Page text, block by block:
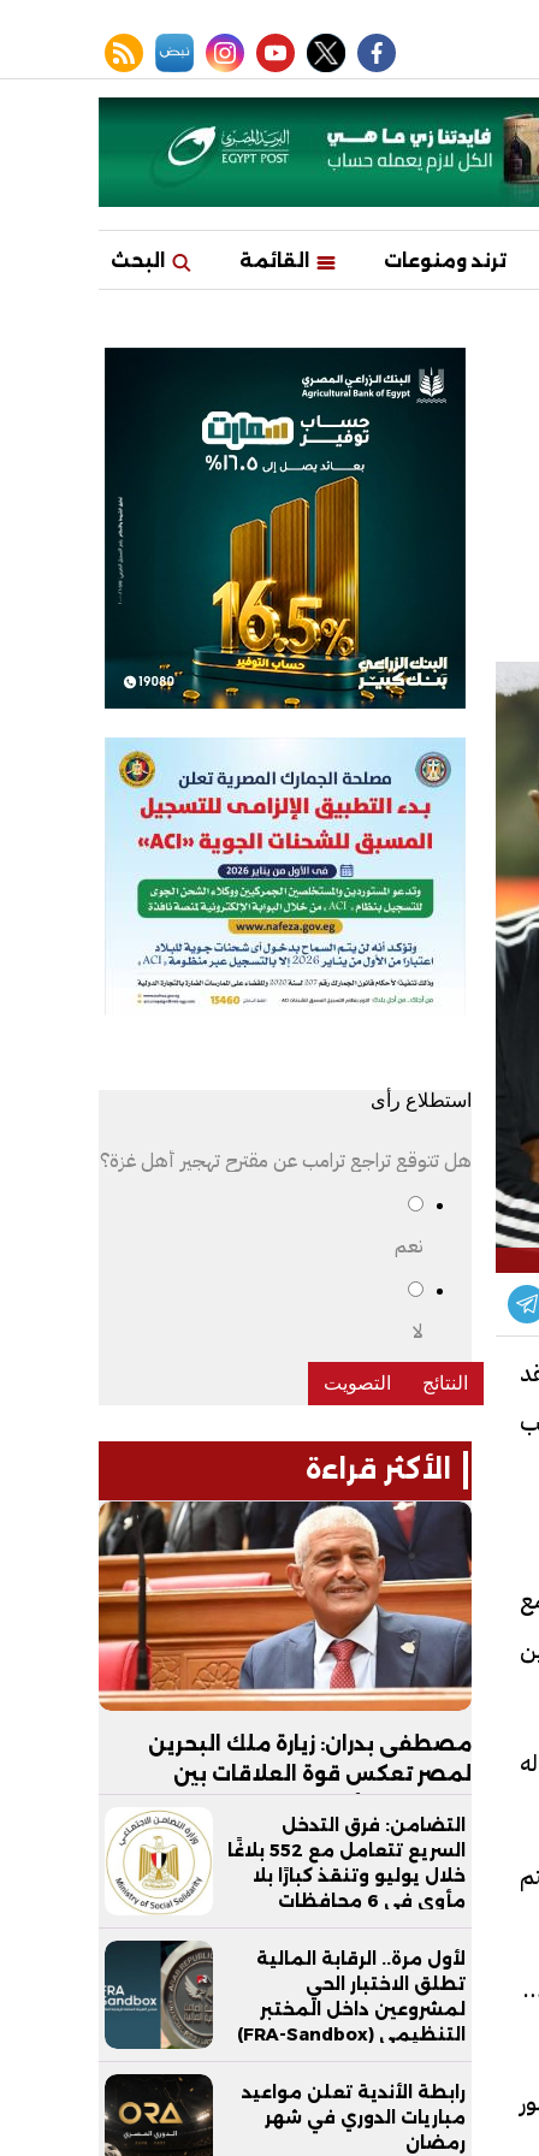
facebook
twitter
youtube
instagram
نبض rss feed
ترند ومنوعات القائمة البحث
استطلاع رأى
هل تتوقع تراجع ترامب عن مقترح تهجير أهل غزة؟
نعم
لا
الأكثر قراءة
مصطفى بدران: زيارة ملك البحرين
لمصر تعكس قوة العلاقات بين
البلدين.. والأمن القومي الخليجي جزء
لا يتجزأ من الأمن القومي المصري
التضامن: فرق التدخل
السريع تتعامل مع 552 بلاغًا
خلال يوليو وتنقذ كبارًا بلا
مأوى في 6 محافظات
لأول مرة.. الرقابة المالية
تطلق الاختبار الحي
لمشروعين داخل المختبر
التنظيمي (FRA-Sandbox)
رابطة الأندية تعلن مواعيد
مباريات الدوري في شهر
رمضان